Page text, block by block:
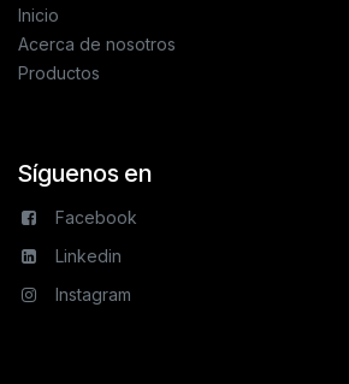
Inicio
Acerca de nosotros
Productos
Síguenos en
Facebook
Linkedin
Instagram